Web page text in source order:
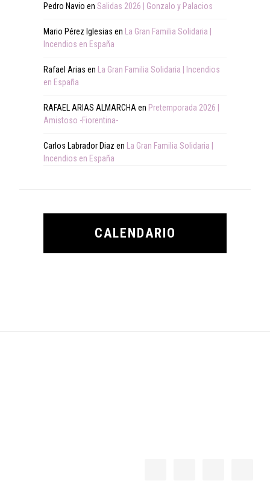
Pedro Navio en Salidas 2026 | Gonzalo y Palacios
Mario Pérez Iglesias en
La Gran Familia Solidaria |
Incendios en España
Rafael Arias en
La Gran Familia Solidaria | Incendios
en España
RAFAEL ARIAS ALMARCHA en Pretemporada 2026 |
Amistoso -Fiorentina-
Carlos Labrador Diaz en
La Gran Familia Solidaria |
Incendios en España
CALENDARIO